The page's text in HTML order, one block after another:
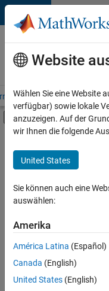
Weiter zum Inhalt
Karriere
bei
MathWorks
– Übersicht
Umschaltung
Hauptinhalt
Programm für
Advanced Support
Business Applications
Globalisierung
Software Process
Technical Writing
User Experience
Web Applications and
+7
Derzeit
es
keine
offenen
Stellen,
Website
Wählen Sie eine Website
verfügbar) sowie lokale
anzuzeigen. Auf der
wir Ihnen die folgende
United States
Sie können auch eine
auswählen:
Amerika
América Latina (Español)
Canada (English)
United States (English)